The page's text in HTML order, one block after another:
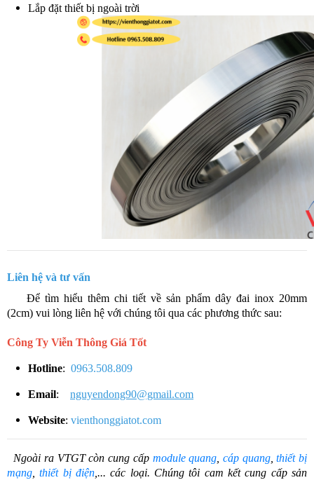
Lắp đặt thiết bị ngoài trời
Liên hệ và tư vấn
​​ Để tìm hiểu thêm chi tiết về sản phẩm dây đai inox 20mm
(2cm) vui lòng liên hệ với chúng tôi qua các phương thức sau:
Công Ty Viễn Thông Giá Tốt
Hotline: 0963.508.809
Email: nguyendong90@gmail.com
Website: vienthonggiatot.com
Ngoài ra VTGT còn cung cấp module quang cáp quang,thiết bị
mạng ,thiết bị điện ,... các loại. Chúng tôi cam kết cung cấp sản